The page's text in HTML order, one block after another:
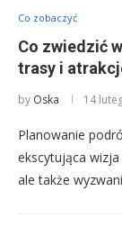
Co zobaczyć
Co zwiedzić
trasy i
by Oska 14
Planowanie
ekscytująca
ale także